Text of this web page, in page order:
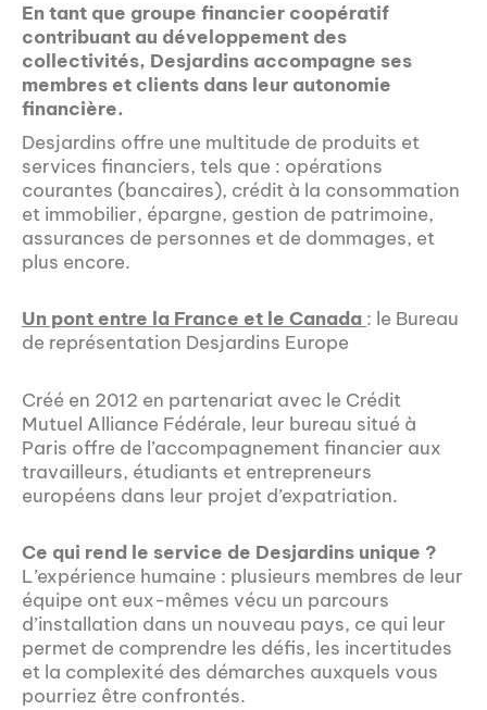
En tant que groupe financier coopératif
contribuant au développement des
collectivités, Desjardins accompagne ses
membres et clients dans leur autonomie
financière.
Desjardins offre une multitude de produits et
services financiers, tels que : opérations
courantes (bancaires), crédit à la consommation
et immobilier, épargne, gestion de patrimoine,
assurances de personnes et de dommages, et
plus encore.
Un pont entre la France et le Canada : le Bureau
de représentation Desjardins Europe
Créé en 2012 en partenariat avec le Crédit
Mutuel Alliance Fédérale, leur bureau situé à
Paris offre de l’accompagnement financier aux
travailleurs, étudiants et entrepreneurs
européens dans leur projet d’expatriation.
Ce qui rend le service de Desjardins unique ?
L’expérience humaine : plusieurs membres de leur
équipe ont eux-mêmes vécu un parcours
d’installation dans un nouveau pays, ce qui leur
permet de comprendre les défis, les incertitudes
et la complexité des démarches auxquels vous
pourriez être confrontés.